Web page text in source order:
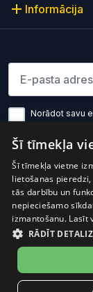
Informācija
Lūdzu ievadiet
Norādot savu
Preces cenā ir
© 2026 OptiO.
facebook
Šī tīmekļa
Šī tīmekļa vietne
lietošanas
tās darbību un
nepieciešamo
izmantošanu. Lasīt
RĀDĪT